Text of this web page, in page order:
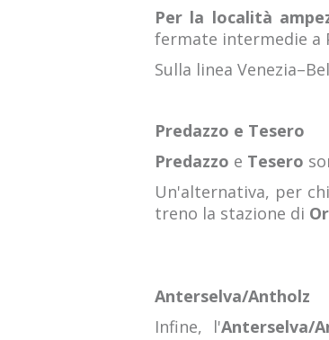
Per la località
fermate intermedie a
Sulla linea
Predazzo e Tesero
Predazzo e Tesero
Un'alternativa, per
treno la stazione di
Anterselva/Antholz
Infine, l'Anterselva/